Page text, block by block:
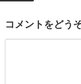
コメントをどう